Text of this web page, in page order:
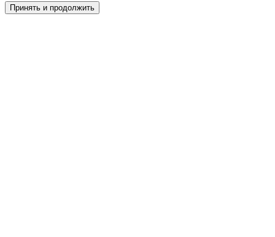
Принять и продолжить